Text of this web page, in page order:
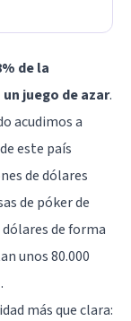
de la
juego de azar.
acudimos a
este país
de dólares
de póker de
de forma
unos 80.000
más que clara: